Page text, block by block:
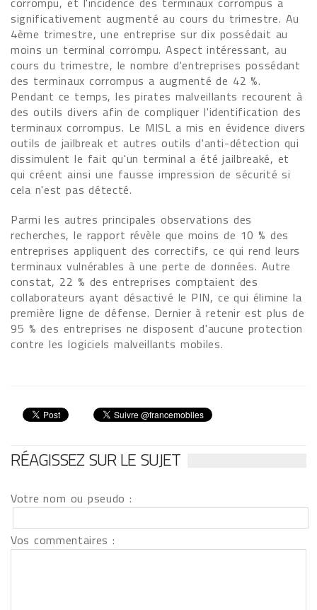
significativement augmenté au cours du trimestre. Au
4ème trimestre, une entreprise sur dix possédait au
moins un terminal corrompu. Aspect intéressant, au
cours du trimestre, le nombre d'entreprises possédant
des terminaux corrompus a augmenté de 42 %.
Pendant ce temps, les pirates malveillants recourent à
des outils divers afin de compliquer l'identification des
terminaux corrompus. Le MISL a mis en évidence divers
outils de jailbreak et autres outils d'anti-détection qui
dissimulent le fait qu'un terminal a été jailbreaké, et
qui créent ainsi une fausse impression de sécurité si
cela n'est pas détecté.
Parmi les autres principales observations des
recherches, le rapport révèle que moins de 10 % des
entreprises appliquent des correctifs, ce qui rend leurs
terminaux vulnérables à une perte de données. Autre
constat, 22 % des entreprises comptaient des
collaborateurs ayant désactivé le PIN, ce qui élimine la
première ligne de défense. Dernier à retenir est plus de
95 % des entreprises ne disposent d'aucune protection
contre les logiciels malveillants mobiles.
RÉAGISSEZ SUR LE SUJET
Votre nom ou pseudo :
Vos commentaires :